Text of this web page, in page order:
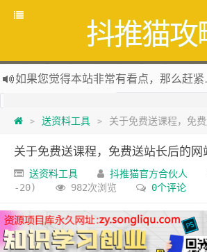
抖推猫攻
如果您
欢迎访问，欢迎加入 抖推猫官网
> 送资料工具 > 关于免费送课程，免
关于免费送课程，免费送站长后的网
送资料工具 抖推猫官方合伙人
-20)
982次浏览 0个评论